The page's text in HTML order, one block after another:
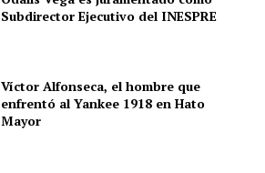
Subdirector Ejecutivo del INESPRE
Víctor Alfonseca, el hombre que
enfrentó al Yankee 1918 en Hato
Mayor